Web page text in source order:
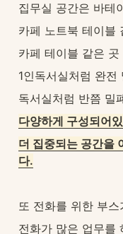
집무실 공간은 바테
카페 노트북 테이블
카페 테이블 같은 곳
1인독서실처럼 완전
독서실처럼 반쯤 밀
다양하게 구성되어
더 집중되는 공간을
다.
또 전화를 위한 부스
전화가 많은 업무를